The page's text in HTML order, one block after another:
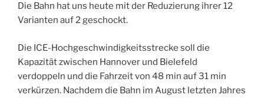
Die Bahn hat uns heute mit der Reduzierung ihrer 12
Varianten auf 2 geschockt.
Die ICE-Hochgeschwindigkeitsstrecke soll die
Kapazität zwischen Hannover und Bielefeld
verdoppeln und die Fahrzeit von 48 min auf 31 min
verkürzen. Nachdem die Bahn im August letzten Jahres